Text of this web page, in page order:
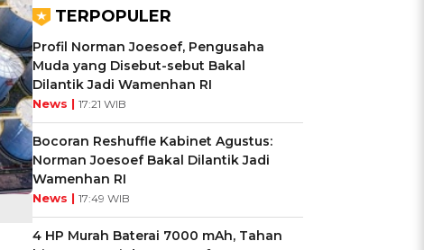
TERPOPULER
Profil Norman Joesoef, Pengusaha
Muda yang Disebut-sebut Bakal
Dilantik Jadi Wamenhan RI
News | 17:21 WIB
Bocoran Reshuffle Kabinet Agustus:
Norman Joesoef Bakal Dilantik Jadi
Wamenhan RI
News | 17:49 WIB
4 HP Murah Baterai 7000 mAh, Tahan